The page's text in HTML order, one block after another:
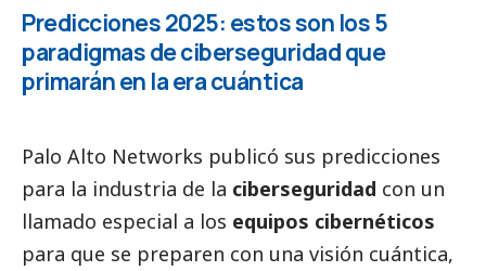
Predicciones 2025: estos son los 5
paradigmas de ciberseguridad que
primarán en la era cuántica
Palo Alto Networks publicó sus predicciones
para la industria de la ciberseguridad con un
llamado especial a los equipos cibernéticos
para que se preparen con una visión cuántica,